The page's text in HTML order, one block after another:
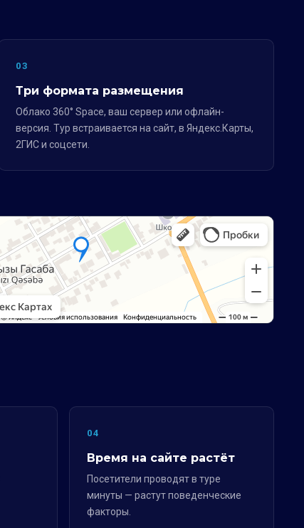
03
Три формата размещения
Облако 360° Space, ваш сервер или офлайн-
версия. Тур встраивается на сайт, в Яндекс.Карты,
2ГИС и соцсети.
04
Время на сайте растёт
Посетители проводят в туре
минуты — растут поведенческие
факторы.